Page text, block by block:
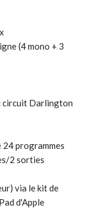
(4 mono + 3
circuit Darlington
programmes
2 sorties
via le kit de
d'Apple